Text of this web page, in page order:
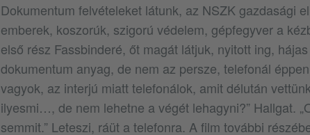
Dokumentum felvételeket látunk, az NSZK gazdasági
emberek, koszorúk, szigorú védelem, gépfegyver a
első rész Fassbinderé, őt magát látjuk, nyitott ing,
dokumentum anyag, de nem az persze, telefonál
vagyok, az interjú miatt telefonálok, amit délután
ilyesmi…, de nem lehetne a végét lehagyni?” Hallgat.
semmit.” Leteszi, ráüt a telefonra. A film további